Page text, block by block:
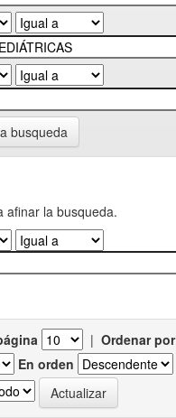
busqueda
afinar la busqueda.
| Ordenar por
En orden